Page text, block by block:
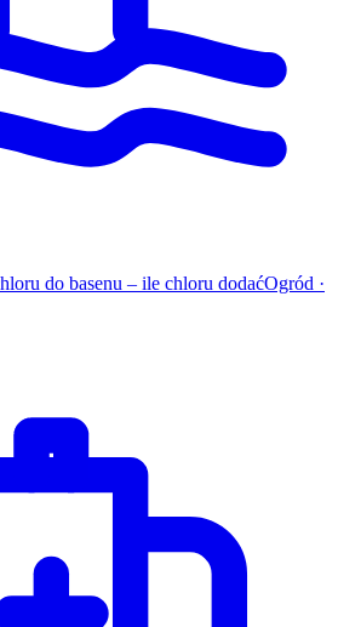
do basenu – ile chloru dodaćOgród ·